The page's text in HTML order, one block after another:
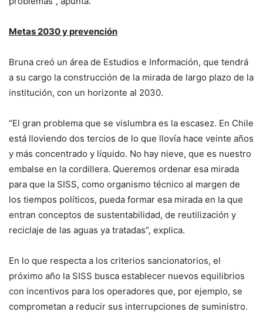
Metas 2030 y prevención
Bruna creó un área de Estudios e Información, que tendrá
a su cargo la construcción de la mirada de largo plazo de la
institución, con un horizonte al 2030.
“El gran problema que se vislumbra es la escasez. En Chile
está lloviendo dos tercios de lo que llovía hace veinte años
y más concentrado y líquido. No hay nieve, que es nuestro
embalse en la cordillera. Queremos ordenar esa mirada
para que la SISS, como organismo técnico al margen de
los tiempos políticos, pueda formar esa mirada en la que
entran conceptos de sustentabilidad, de reutilización y
reciclaje de las aguas ya tratadas”, explica.
En lo que respecta a los criterios sancionatorios, el
próximo año la SISS busca establecer nuevos equilibrios
con incentivos para los operadores que, por ejemplo, se
comprometan a reducir sus interrupciones de suministro.